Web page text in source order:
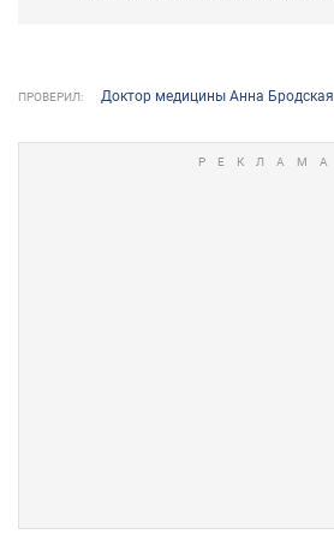
ПРОВЕРИЛ: Доктор медицины Анна Бродская